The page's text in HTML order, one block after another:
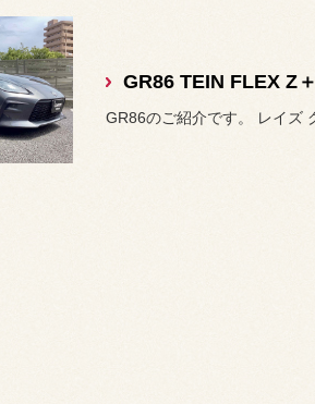
GR86 TEIN FLEX Z
GR86のご紹介です。 レイズ